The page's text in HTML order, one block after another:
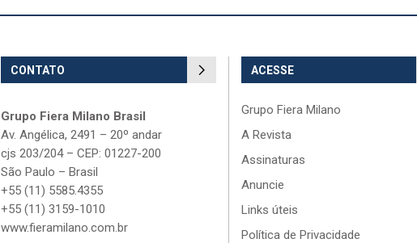
CONTATO
Grupo Fiera Milano Brasil
Av. Angélica, 2491 – 20º andar
cjs 203/204 – CEP: 01227-200
São Paulo – Brasil
+55 (11) 5585.4355
+55 (11) 3159-1010
www.fieramilano.com.br
ACESSE
Grupo Fiera Milano
A Revista
Assinaturas
Anuncie
Links úteis
Política de Privacidade